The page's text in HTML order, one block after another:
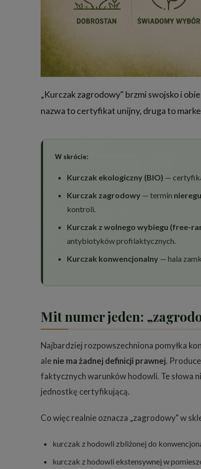
„Kurczak zagrodowy" brzmi swojsko i
nazwa to certyfikat unijny, druga to
W skrócie:
Kurczak ekologiczny (BIO) —
Kurczak zagrodowy — termin
kontroli.
Kurczak z wolnego wybiegu (free-
antybiotyków profilaktycznych.
Kurczak konwencjonalny — hala
Mit numer jeden:
Najbardziej rozpowszechniona pomyłka
alenie ma żadnej definicji prawnej.
faktycznych warunków hodowli. Te słowa
jednostkę certyfikującą.
Co więc realnie oznacza „zagrodowy" w
kurczak z hodowli zbliżonej do
kurczak z hodowli ekstensywnej w